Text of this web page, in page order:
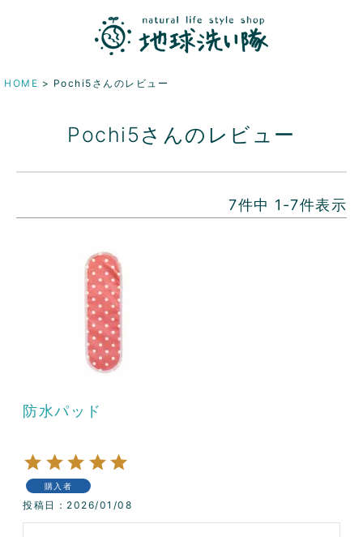
HOME Pochi5さんのレビュー
Pochi5さんのレビュー
7件中 1 -7件表示
防水パッド
購入者
投稿日 2026/01/08